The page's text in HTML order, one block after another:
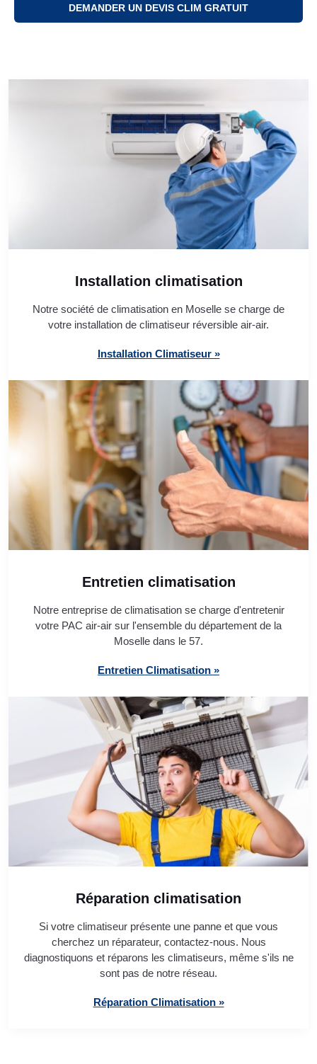
DEMANDER UN DEVIS CLIM GRATUIT
Installation climatisation
Notre société de climatisation en Moselle se charge de
votre installation de climatiseur réversible air-air.
Installation Climatiseur »
Entretien climatisation
Notre entreprise de climatisation se charge d'entretenir
votre PAC air-air sur l'ensemble du département de la
Moselle dans le 57.
Entretien Climatisation »
Réparation climatisation
Si votre climatiseur présente une panne et que vous
cherchez un réparateur, contactez-nous. Nous
diagnostiquons et réparons les climatiseurs, même s'ils ne
sont pas de notre réseau.
Réparation Climatisation »